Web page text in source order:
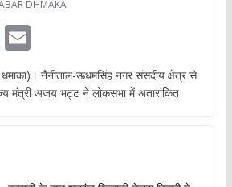
DHMAKA
E
m
aiनैनीताल-ऊधमसिंह नगर संसदीय क्षेत्र से
मंत्री अजय भट्ट ने लोकसभा में अतारांकित